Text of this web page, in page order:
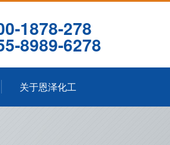
1878-278
8989-6278
关于恩泽化工